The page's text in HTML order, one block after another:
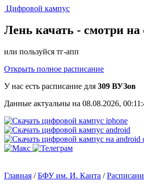
Цифровой кампус
Лень качать - смотри на
или пользуйся тг-апп
Открыть полное расписание
У нас есть расписание для 309 ВУЗов
Данные актуальны на 08.08.2026,
Главная /БФУ им. И. Канта /